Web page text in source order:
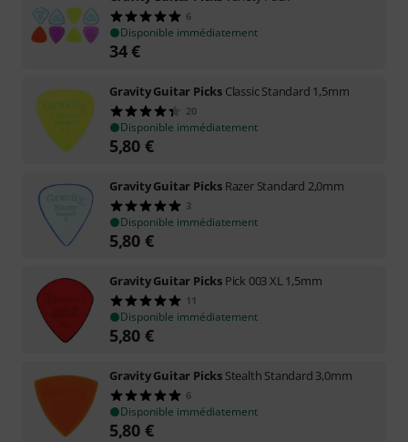
6
Disponible immédiatement
34€
Gravity Guitar Picks Classic Standard 1,5mm
20
Disponible immédiatement
5,80 €
Gravity Guitar Picks Razer Standard 2,0mm
3
Disponible immédiatement
5,80 €
Gravity Guitar Picks Pick 003 XL 1,5mm
11
Disponible immédiatement
5,80 €
Gravity Guitar Picks Stealth Standard 3,0mm
6
Disponible immédiatement
5,80 €